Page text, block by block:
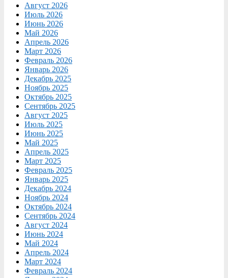
Август 2026
Июль 2026
Июнь 2026
Май 2026
Апрель 2026
Март 2026
Февраль 2026
Январь 2026
Декабрь 2025
Ноябрь 2025
Октябрь 2025
Сентябрь 2025
Август 2025
Июль 2025
Июнь 2025
Май 2025
Апрель 2025
Март 2025
Февраль 2025
Январь 2025
Декабрь 2024
Ноябрь 2024
Октябрь 2024
Сентябрь 2024
Август 2024
Июнь 2024
Май 2024
Апрель 2024
Март 2024
Февраль 2024